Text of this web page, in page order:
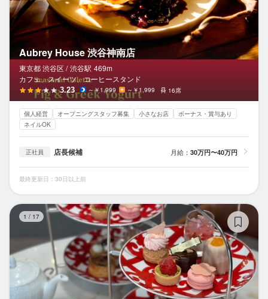
Aubrey House 渋谷神南店
東京都 渋谷区 / 渋谷駅 469m
カフェ、スイーツ、コーヒースタンド
3.23 ～￥1,999 ～￥1,999 16席
個人経営 オープニングスタッフ募集 小さなお店
ボーナス・賞与あり
ネイルOK
正社員 店長候補 月給： 30万円〜40万円
最終更新日：30日以上前
1 / 17